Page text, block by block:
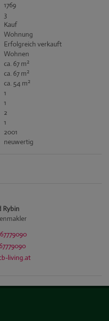
1769
3
Kauf
Wohnung
Erfolgreich verkauft
Wohnen
ca. 67 m2
ca. 67 m2
ca. 54 m2
1
1
2
1
2001
neuwertig
Rybin
living.at